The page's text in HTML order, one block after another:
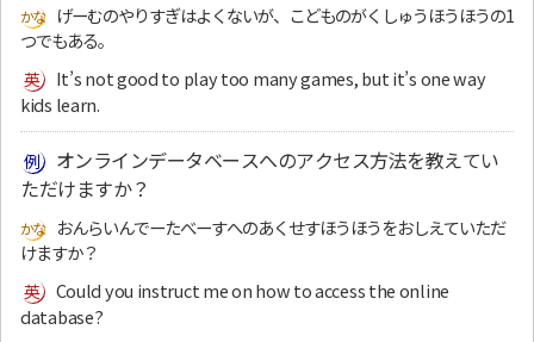
げーむのやりすぎはよくないが、こどものがくしゅうほうほうの1
つでもある。
It’s not good to play too many games, but it’s one way
kids learn.
オンラインデータベースへのアクセス方法を教えてい
ただけますか？
おんらいんでーたべーすへのあくせすほうほうをおしえていただ
けますか？
Could you instruct me on how to access the online
database?